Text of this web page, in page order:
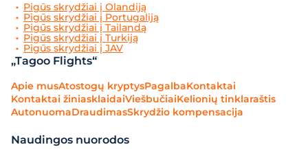
Pigūs skrydžiai į Olandiją
Pigūs skrydžiai į Portugaliją
Pigūs skrydžiai į Tailandą
Pigūs skrydžiai į Turkiją
Pigūs skrydžiai į JAV
„Tagoo Flights“
Apie musAtostogų kryptysPagalbaKontaktai
Kontaktai žiniasklaidaiViešbučiaiKelionių tinklaraštis
AutonuomaDraudimasSkrydžio kompensacija
Naudingos nuorodos